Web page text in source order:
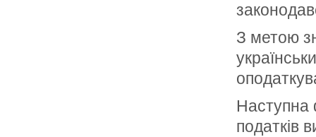
З метою
Наступна
податків